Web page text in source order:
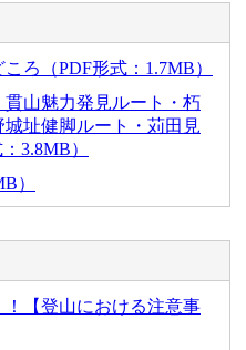
ろ（PDF形式：1.7MB）
山魅力発見ルート・朽
址健脚ルート・苅田見
3.8MB）
）
【登山における注意事